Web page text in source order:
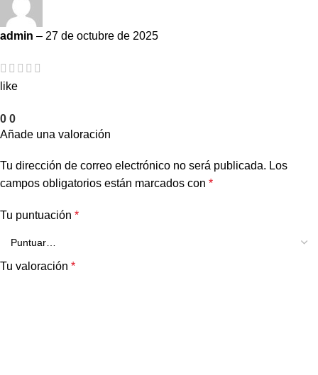
admin – 27 de octubre de 2025
like
0 0
Añade una valoración
Tu dirección de correo electrónico no será publicada. Los
campos obligatorios están marcados con *
Tu puntuación *
Tu valoración *